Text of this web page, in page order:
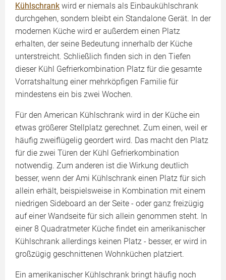
Kühlschrank wird er niemals als Einbaukühlschrank
durchgehen, sondern bleibt ein Standalone Gerät. In der
modernen Küche wird er außerdem einen Platz
erhalten, der seine Bedeutung innerhalb der Küche
unterstreicht. Schließlich finden sich in den Tiefen
dieser Kühl Gefrierkombination Platz für die gesamte
Vorratshaltung einer mehrköpfigen Familie für
mindestens ein bis zwei Wochen.
Für den American Kühlschrank wird in der Küche ein
etwas größerer Stellplatz gerechnet. Zum einen, weil er
häufig zweiflügelig geordert wird. Das macht den Platz
für die zwei Türen der Kühl Gefrierkombination
notwendig. Zum anderen ist die Wirkung deutlich
besser, wenn der Ami Kühlschrank einen Platz für sich
allein erhält, beispielsweise in Kombination mit einem
niedrigen Sideboard an der Seite - oder ganz freizügig
auf einer Wandseite für sich allein genommen steht. In
einer 8 Quadratmeter Küche findet ein amerikanischer
Kühlschrank allerdings keinen Platz - besser, er wird in
großzügig geschnittenen Wohnküchen platziert.
Ein amerikanischer Kühlschrank bringt häufig noch